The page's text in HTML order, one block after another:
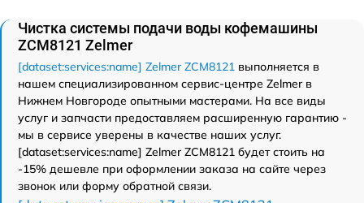
Чистка системы подачи воды кофемашины
ZCM8121 Zelmer
[dataset:services:name] Zelmer ZCM8121 выполняется в
нашем специализированном сервис-центре Zelmer в
Нижнем Новгороде опытными мастерами. На все виды
услуг и запчасти предоставляем расширенную гарантию -
мы в сервисе уверены в качестве наших услуг.
[dataset:services:name] Zelmer ZCM8121 будет стоить на
-15% дешевле при оформлении заказа на сайте через
звонок или форму обратной связи.